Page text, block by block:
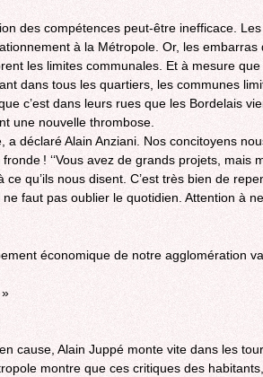
des compétences peut-être inefficace.
à la Métropole. Or, les embarras
les limites communales. Et à mesure
dans tous les quartiers, les communes
c’est dans leurs rues que les Bordelais
une nouvelle thrombose.
a déclaré Alain Anziani. Nos concitoyens
! ‘‘Vous avez de grands projets, mais
ce qu’ils nous disent. C’est très bien de
ne faut pas oublier le quotidien. Attention à
économique de notre agglomération
cause, Alain Juppé monte vite dans les
montre que ces critiques des